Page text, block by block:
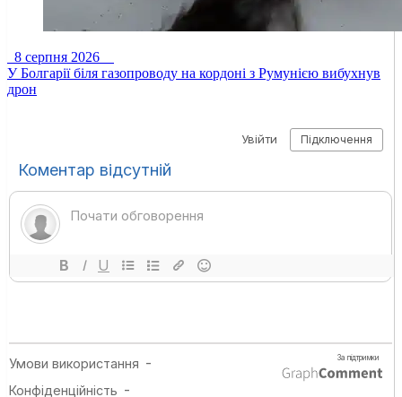
8 серпня 2026
У Болгарії біля газопроводу на кордоні з Румунією вибухнув
дрон